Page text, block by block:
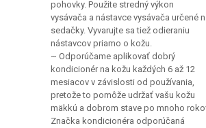
vysávača a nástavce vysávača určené na
sedačky. Vyvarujte sa tiež odieraniu
nástavcov priamo o kožu.
~ Odporúčame aplikovať dobrý
kondicionér na kožu každých 6 až 12
mesiacov v závislosti od používania,
pretože to pomôže udržať vašu kožu
mäkkú a dobrom stave po mnoho rokov.
Značka kondicionéra odporúčaná
výrobcom je Uniters.com. V prípade